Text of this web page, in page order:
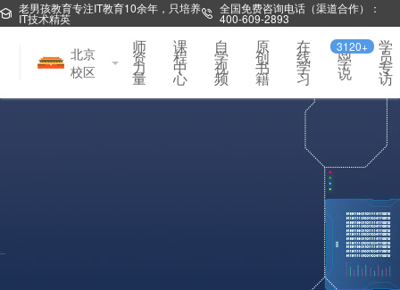
老男孩教育专注IT教育10余年，只培养
IT技术精英
全国免费咨询电话（渠道合作）：
400-609-2893
北京
校区
师
资
力
量
课
程
中
心
自
学
视
频
原
创
书
籍
在
线
学
习
同
学
说
3120+ 学
员
专
访